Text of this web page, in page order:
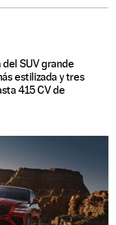
SUV grande
estilizada y tres
415 CV de